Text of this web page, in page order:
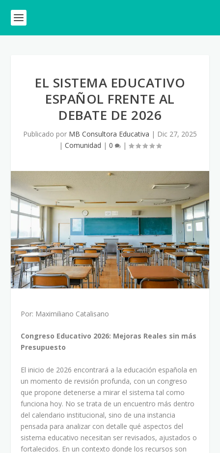
EL SISTEMA EDUCATIVO
ESPAÑOL FRENTE AL
DEBATE DE 2026
Publicado por MB Consultora Educativa | Dic 27, 2025
| Comunidad | 0 |
Por: Maximiliano Catalisano
Congreso Educativo 2026: Mejoras Reales sin más
Presupuesto
El inicio de 2026 encontrará a la educación española en
un momento de revisión profunda, con un congreso
que propone detenerse a mirar el sistema tal como
funciona hoy. No se trata de un encuentro más dentro
del calendario institucional, sino de una instancia
pensada para analizar con detalle qué aspectos del
sistema educativo necesitan ser revisados, ajustados o
fortalecidos. En un contexto donde los recursos son